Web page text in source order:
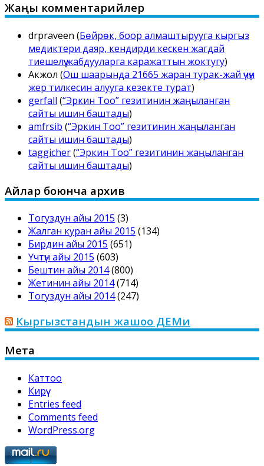
Жаңы комментарийлер
drpraveen (Бөйрөк, боор алмаштырууга кыргыз
медиктери даяр, кендирди кескен жагдай
тиешелүү жабдууларга каражаттын жоктугу)
Акжол (Ош шаарында 21665 жаран турак-жай үчүн
жер тилкесин алууга кезекте турат)
gerfall (“Эркин Тоо” гезитинин жаңыланган
сайты ишин баштады)
amfrsib (“Эркин Тоо” гезитинин жаңыланган
сайты ишин баштады)
taggicher(“Эркин Тоо” гезитинин жаңыланган
сайты ишин баштады)
Айлар боюнча архив
Тогуздун айы 2015 (3)
Жалган куран айы 2015 (134)
Бирдин айы 2015 (651)
Үчтүн айы 2015 (603)
Бештин айы 2014(800)
Жетинин айы 2014(714)
Тогуздун айы 2014(247)
Кыргызстандын жашоо ДЕМи
Мета
Каттоо
Кирүү
Entries feed
Comments feed
WordPress.org